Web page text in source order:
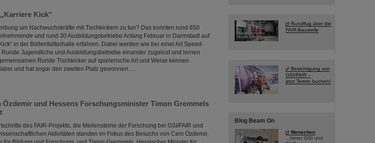
Kick“
um Nachwuchskräfte mit Tischkickern zu tun? Das konnten rund 650
und rund 30 Ausbildungsbetriebe Anfang Februar in Darmstadt auf
in der Böllenfalltorhalle erfahren. Dabei werden wie bei einer Art Speed-
Runde Jugendliche und Ausbildungsbetriebe einander zugelost und lernen
Runde Tischkicker auf spielerische Art und Weise kennen.
und hat sogar den zweiten Platz gewonnen.…
und Hessens Forschungsminister Timon Gremmels
des FAIR-Projekts, die Meilensteine der Forschung bei GSI/FAIR und
Aktivitäten standen im Fokus des Besuchs von Cem Özdemir,
Rundflug über die
FAIR-Baustelle
Besichtigung von
GSI/FAIR –
jetzt Termin buchen!
Blog Beam On
Menschen
...hinter GSI und